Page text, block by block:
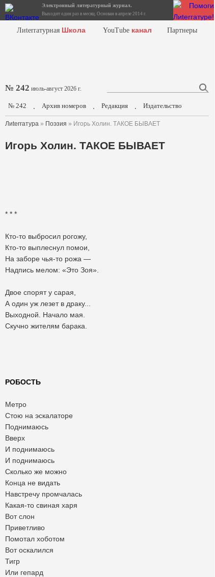
Электронный литературный журнал.
Выходит один раз в месяц. Основан в апреле 2014 г.
Лиterraтурная Школа YouTube канал Партнеры
№ 242 июль-август 2026 г.
№ 242 . Архив номеров . Редакция . Издательство
Лиterraтура » Поэзия » Игорь Холин. ТАКОЕ БЫВАЕТ
Игорь Холин. ТАКОЕ БЫВАЕТ
* * *
Кто-то выбросил рогожу,
Кто-то выплеснул помои,
На заборе чья-то рожа —
Надпись мелом: «Это Зоя».
Двое спорят у сарая,
А один уж лезет в драку...
Выходной. Начало мая.
Скучно жителям барака.
РОБОСТЬ
Метро
Стою на эскалаторе
Поднимаюсь
Вверх
И поднимаюсь
И поднимаюсь
Сколько же можно
Конца не видать
Навстречу промчалась
Какая-то свиная харя
Вот слон
Приветливо
Помотал хоботом
Вот оскалился
Тигр
Или гепард